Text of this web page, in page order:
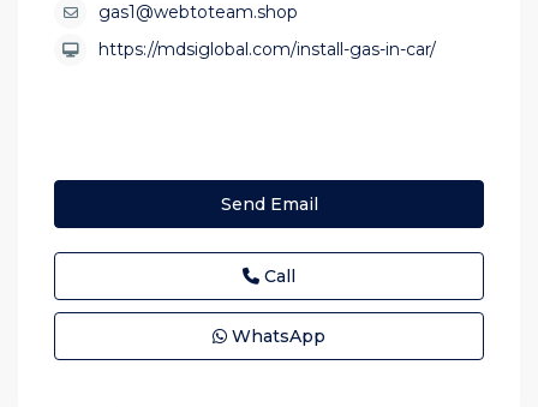
gas1@webtoteam.shop
https://mdsiglobal.com/install-gas-in-car/
Send Email
Call
WhatsApp